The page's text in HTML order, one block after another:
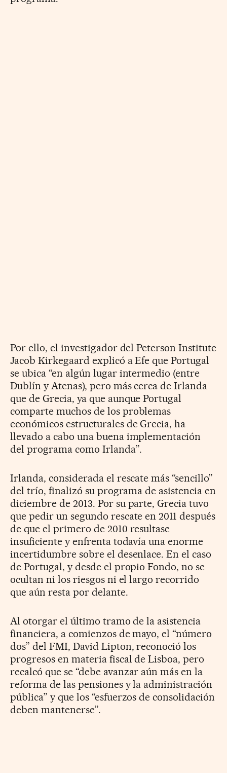
Por ello, el investigador del Peterson Institute
Jacob Kirkegaard explicó a Efe que Portugal
se ubica “en algún lugar intermedio (entre
Dublín y Atenas), pero más cerca de Irlanda
que de Grecia, ya que aunque Portugal
comparte muchos de los problemas
económicos estructurales de Grecia, ha
llevado a cabo una buena implementación
del programa como Irlanda”.
Irlanda, considerada el rescate más “sencillo”
del trío, finalizó su programa de asistencia en
diciembre de 2013. Por su parte, Grecia tuvo
que pedir un segundo rescate en 2011 después
de que el primero de 2010 resultase
insuficiente y enfrenta todavía una enorme
incertidumbre sobre el desenlace. En el caso
de Portugal, y desde el propio Fondo, no se
ocultan ni los riesgos ni el largo recorrido
que aún resta por delante.
Al otorgar el último tramo de la asistencia
financiera, a comienzos de mayo, el “número
dos” del FMI, David Lipton, reconoció los
progresos en materia fiscal de Lisboa, pero
recalcó que se “debe avanzar aún más en la
reforma de las pensiones y la administración
pública” y que los “esfuerzos de consolidación
deben mantenerse”.